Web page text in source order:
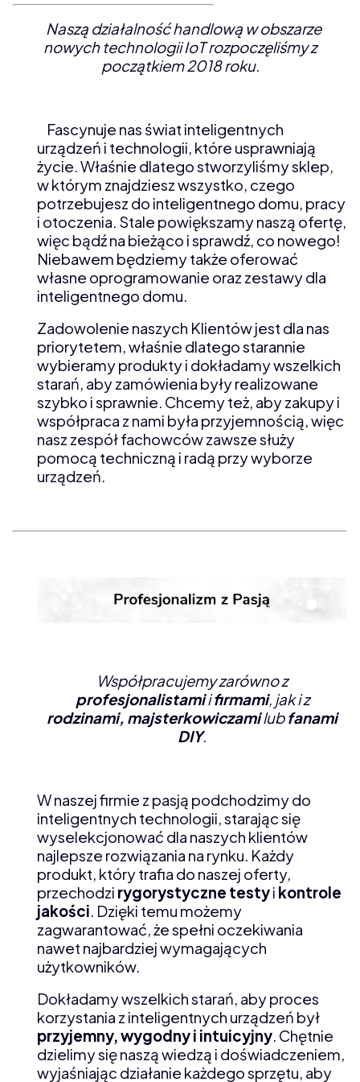
Naszą działalność handlową w obszarze
nowych technologii IoT rozpoczęliśmy z
początkiem 2018 roku.
Fascynuje nas świat inteligentnych
urządzeń i technologii, które usprawniają
życie. Właśnie dlatego stworzyliśmy sklep,
w którym znajdziesz wszystko, czego
potrzebujesz do inteligentnego domu, pracy
i otoczenia. Stale powiększamy naszą ofertę,
więc bądź na bieżąco i sprawdź, co nowego!
Niebawem będziemy także oferować
własne oprogramowanie oraz zestawy dla
inteligentnego domu.
Zadowolenie naszych Klientów jest dla nas
priorytetem, właśnie dlatego starannie
wybieramy produkty i dokładamy wszelkich
starań, aby zamówienia były realizowane
szybko i sprawnie. Chcemy też, aby zakupy i
współpraca z nami była przyjemnością, więc
nasz zespół fachowców zawsze służy
pomocą techniczną i radą przy wyborze
urządzeń.
Współpracujemy zarówno z
profesjonalistamiifirmami, jak i z
rodzinami, majsterkowiczamilubfanami
DIY.
W naszej firmie z pasją podchodzimy do
inteligentnych technologii, starając się
wyselekcjonować dla naszych klientów
najlepsze rozwiązania na rynku. Każdy
produkt, który trafia do naszej oferty,
przechodzi rygorystyczne testyi kontrole
jakości. Dzięki temu możemy
zagwarantować, że spełni oczekiwania
nawet najbardziej wymagających
użytkowników.
Dokładamy wszelkich starań, aby proces
korzystania z inteligentnych urządzeń był
przyjemny, wygodny i intuicyjny. Chętnie
dzielimy się naszą wiedzą i doświadczeniem,
wyjaśniając działanie każdego sprzętu, aby